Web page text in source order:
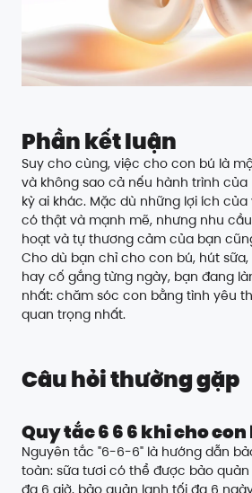
Phần kết luận
Suy cho cùng, việc cho con bú là
và không sao cả nếu hành trình
kỳ ai khác. Mặc dù những lợi ích
có thật và mạnh mẽ, nhưng nhu
hoạt và tự thương cảm của bạn
Cho dù bạn chỉ cho con bú, hút
hay cố gắng từng ngày, bạn đang
nhất: chăm sóc con bằng tình yêu
quan trọng nhất.
Câu hỏi thường gặp
Quy tắc 6 6 6 khi cho con
Nguyên tắc "6-6-6" là hướng dẫn
toàn: sữa tươi có thể được bảo
đa 6 giờ, bảo quản lạnh tối đa 6